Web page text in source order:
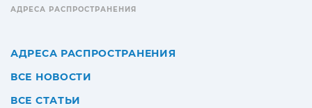
АДРЕСА РАСПРОСТРАНЕНИЯ
АДРЕСА РАСПРОСТРАНЕНИЯ
ВСЕ НОВОСТИ
ВСЕ СТАТЬИ